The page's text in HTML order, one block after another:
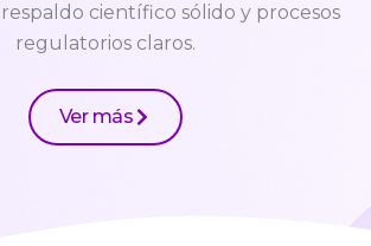
científico sólido y procesos
regulatorios claros.
Ver más